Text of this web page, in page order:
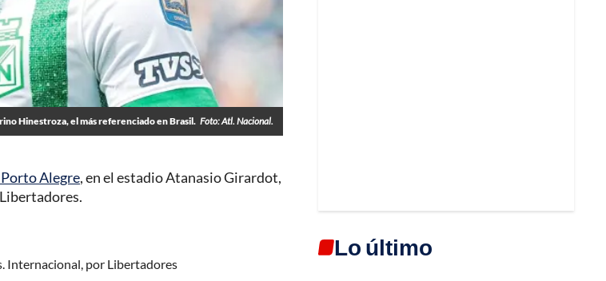
Hinestroza, el más referenciado en Brasil. Foto: Atl. Nacional.
Alegre, en el estadio Atanasio Girardot,
Internacional, por Libertadores
Lo último